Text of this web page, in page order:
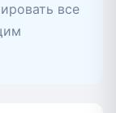
все